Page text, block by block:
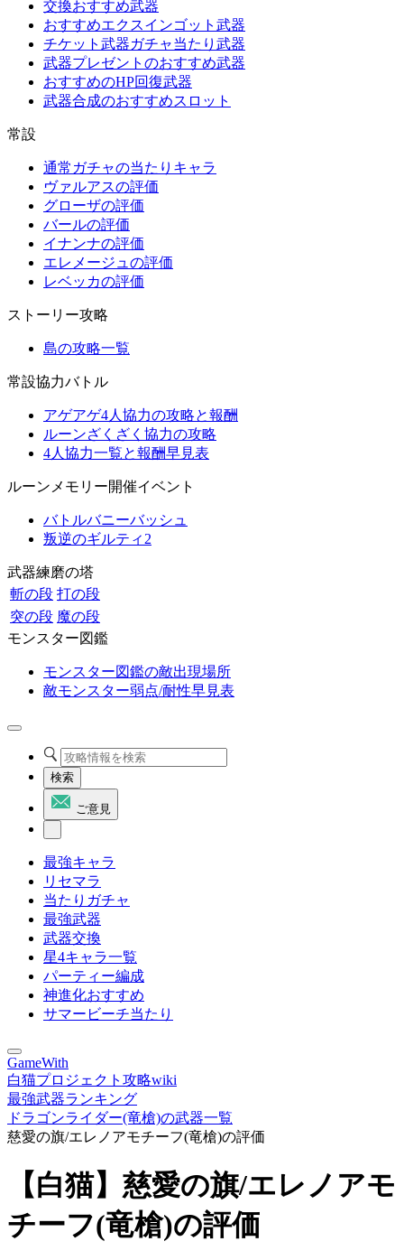
交換おすすめ武器
おすすめエクスインゴット武器
チケット武器ガチャ当たり武器
武器プレゼントのおすすめ武器
おすすめのHP回復武器
武器合成のおすすめスロット
常設
通常ガチャの当たりキャラ
ヴァルアスの評価
グローザの評価
バールの評価
イナンナの評価
エレメージュの評価
レベッカの評価
ストーリー攻略
島の攻略一覧
常設協力バトル
アゲアゲ4人協力の攻略と報酬
ルーンざくざく協力の攻略
4人協力一覧と報酬早見表
ルーンメモリー開催イベント
バトルバニーバッシュ
叛逆のギルティ2
武器練磨の塔
斬の段 打の段
突の段 魔の段
モンスター図鑑
モンスター図鑑の敵出現場所
敵モンスター弱点/耐性早見表
検索
ご意見
最強キャラ
リセマラ
当たりガチャ
最強武器
武器交換
星4キャラ一覧
パーティー編成
神進化おすすめ
サマービーチ当たり
GameWith
白猫プロジェクト攻略wiki
最強武器ランキング
ドラゴンライダー(竜槍)の武器一覧
慈愛の旗/エレノアモチーフ(竜槍)の評価
【白猫】慈愛の旗/エレノアモ
チーフ(竜槍)の評価